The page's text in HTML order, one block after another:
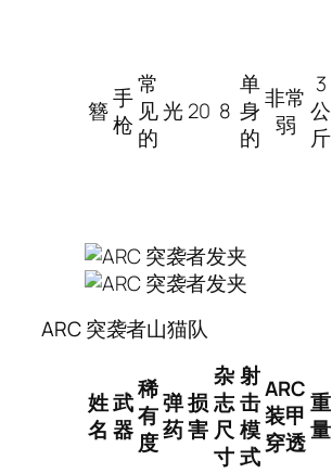
簪手
枪
常
见
的
光20 8
单
身
的
非常
弱
3
公
斤
ARC 突袭者山猫队
姓
名
武
器
稀
有
度
弹
药
损
害
杂
志
尺
寸
射
击
模
式
ARC
装甲
穿透
重
量